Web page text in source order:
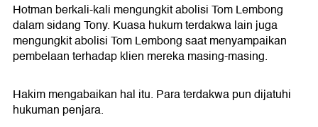
Hotman berkali-kali mengungkit abolisi Tom Lembong
dalam sidang Tony. Kuasa hukum terdakwa lain juga
mengungkit abolisi Tom Lembong saat menyampaikan
pembelaan terhadap klien mereka masing-masing.
Hakim mengabaikan hal itu. Para terdakwa pun dijatuhi
hukuman penjara.